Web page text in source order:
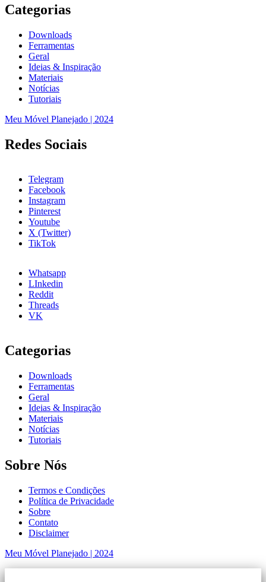
Categorias
Downloads
Ferramentas
Geral
Ideias & Inspiração
Materiais
Notícias
Tutoriais
Meu Móvel Planejado | 2024
Redes Sociais
Telegram
Facebook
Instagram
Pinterest
Youtube
X (Twitter)
TikTok
Whatsapp
LInkedin
Reddit
Threads
VK
Categorias
Downloads
Ferramentas
Geral
Ideias & Inspiração
Materiais
Notícias
Tutoriais
Sobre Nós
Termos e Condições
Política de Privacidade
Sobre
Contato
Disclaimer
Meu Móvel Planejado | 2024